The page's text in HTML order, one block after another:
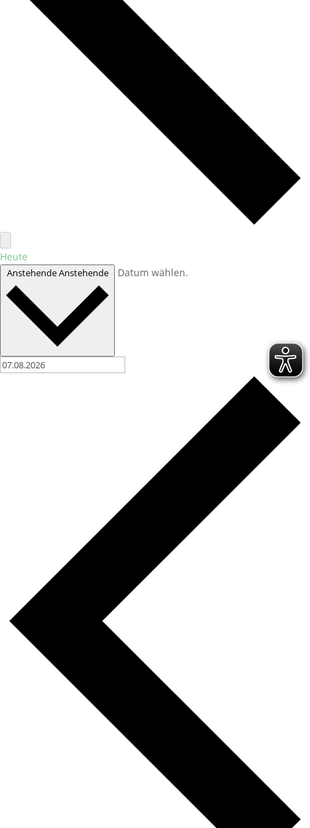
Heute
AnstehendeAnstehende Datum wählen.